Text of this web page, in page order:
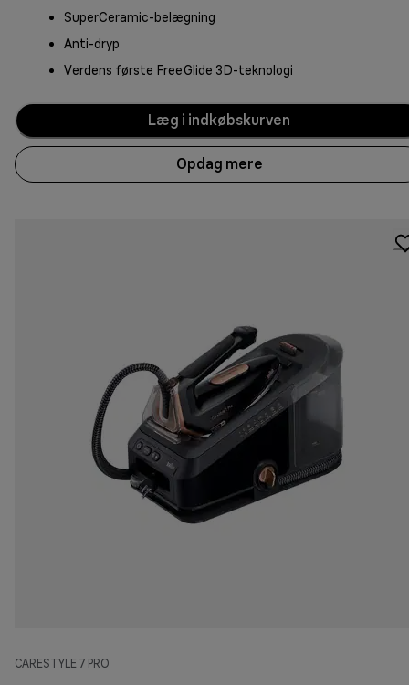
SuperCeramic-belægning
Anti-dryp
Verdens første FreeGlide 3D-teknologi
Læg i indkøbskurven
Opdag mere
CARESTYLE 7 PRO